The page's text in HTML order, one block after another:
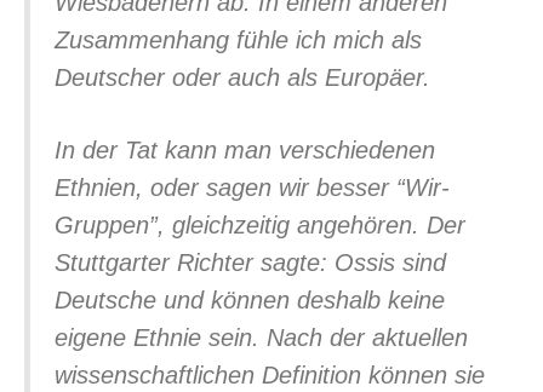
Zusammenhang fühle ich mich als
Deutscher oder auch als Europäer.
In der Tat kann man verschiedenen
Ethnien, oder sagen wir besser “Wir-
Gruppen”, gleichzeitig angehören. Der
Stuttgarter Richter sagte: Ossis sind
Deutsche und können deshalb keine
eigene Ethnie sein. Nach der aktuellen
wissenschaftlichen Definition können sie